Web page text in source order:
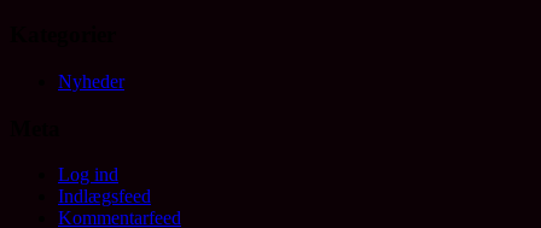
Nyheder
Log ind
Indlægsfeed
Kommentarfeed